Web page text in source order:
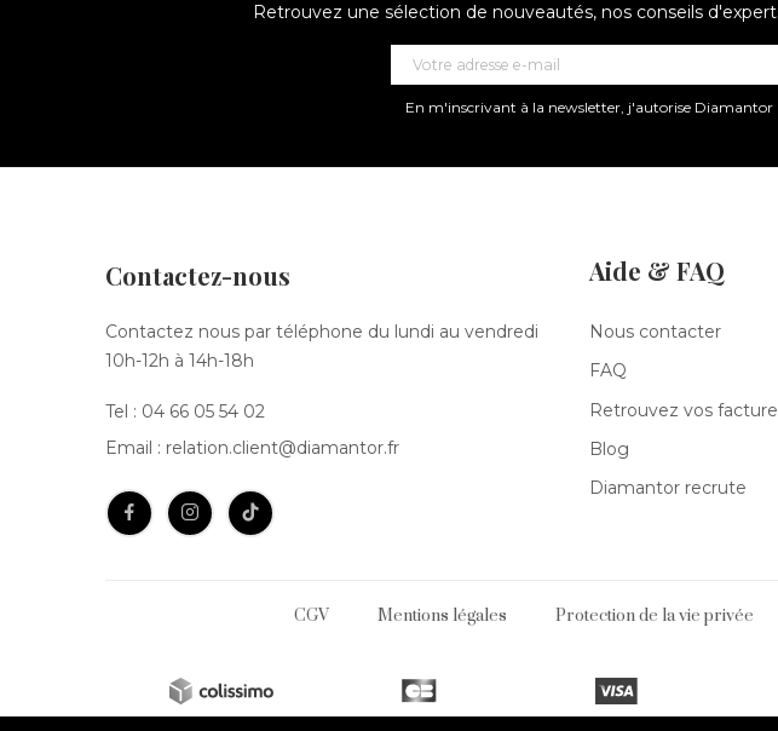
Retrouvez une sélection de nouveautés, nos conseils
En m'inscrivant à la newsletter, j'autorise Diamantor
Contactez-nous
Contactez nous par téléphone du lundi au vendredi
10h-12h à 14h-18h
Tel : 04 66 05 54 02
Email : relation.client@diamantor.fr
Aide & FAQ
Nous contacter
FAQ
Retrouvez vos
Blog
Diamantor recrute
CGV Mentions légales Protection de la vie privée